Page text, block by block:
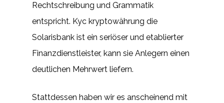
Rechtschreibung und Grammatik
entspricht. Kyc kryptowährung die
Solarisbank ist ein seriöser und etablierter
Finanzdienstleister, kann sie Anlegern einen
deutlichen Mehrwert liefern.
Stattdessen haben wir es anscheinend mit